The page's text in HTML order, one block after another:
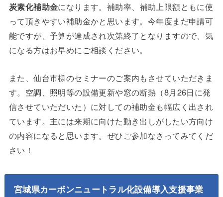
炭素化補助金になります。補助率、補助上限額ともに使
って頂きやすい補助金かと思います。今年度まだ申請可
能ですが、予算が達成され次第終了となりますので、気
になる方はお早めにご相談ください。
また、仙台市様のセミナーのご案内もさせていただきま
す。空調、照明等の設備更新や窓の断熱（8月26日に発
信させていただいた）に対しての補助金も幅広く出され
ています。主には来期に向けた動き出しがしたい方向け
の内容になると思います。ぜひご参加なさってみてくだ
さい！
宮城県カーボンニュートラル化設備導入支援事業